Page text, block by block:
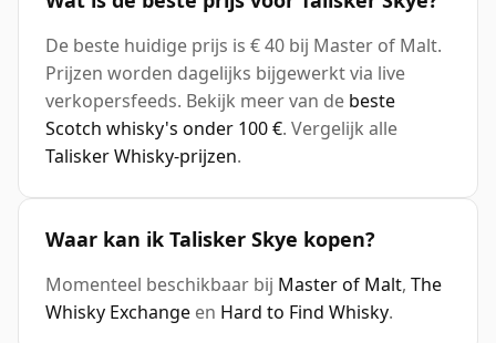
De beste huidige prijs is € 40 bij Master of Malt.
Prijzen worden dagelijks bijgewerkt via live
verkopersfeeds. Bekijk meer van de beste
Scotch whisky's onder 100 €. Vergelijk alle
Talisker Whisky-prijzen.
Waar kan ik Talisker Skye kopen?
Momenteel beschikbaar bij Master of Malt, The
Whisky Exchange en Hard to Find Whisky.